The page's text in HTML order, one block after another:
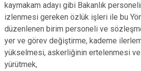
kaymakam adayı gibi Bakanlık
izlenmesi gereken özlük işleri ile bu
düzenlenen birim personeli ve
yer ve görev değiştirme, kademe
yükselmesi, askerliğinin ertelenmesi
yürütmek,